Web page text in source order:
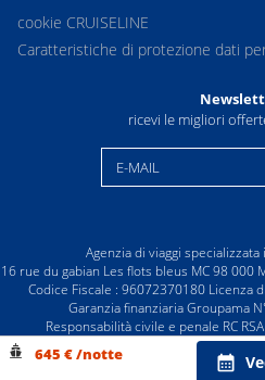
645 € /notte
cookie CRUISELINE
Caratteristiche di protezione dati
ricevi le migliori
E-MAIL
Agenzia di viaggi specializzata
16 rue du gabian Les flots bleus MC 98 000
Codice Fiscale : 96072370180 Licenza
Garanzia finanziaria Groupama
Responsabilità civile e penale RC
© CRUISELINE 2026 -